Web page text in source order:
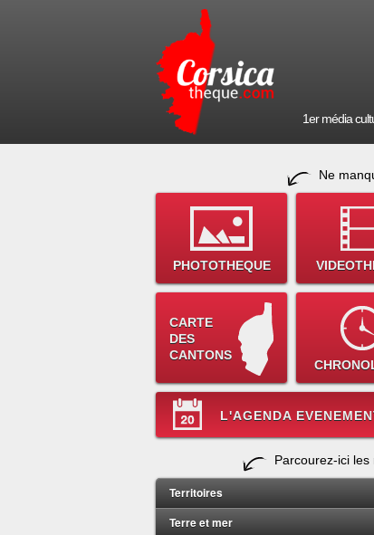
1er média
Ne
PHOTOTHEQUE
CARTE
DES
CANTONS
L'AGENDA
Parcourez-ici les
Territoires
Terre et mer